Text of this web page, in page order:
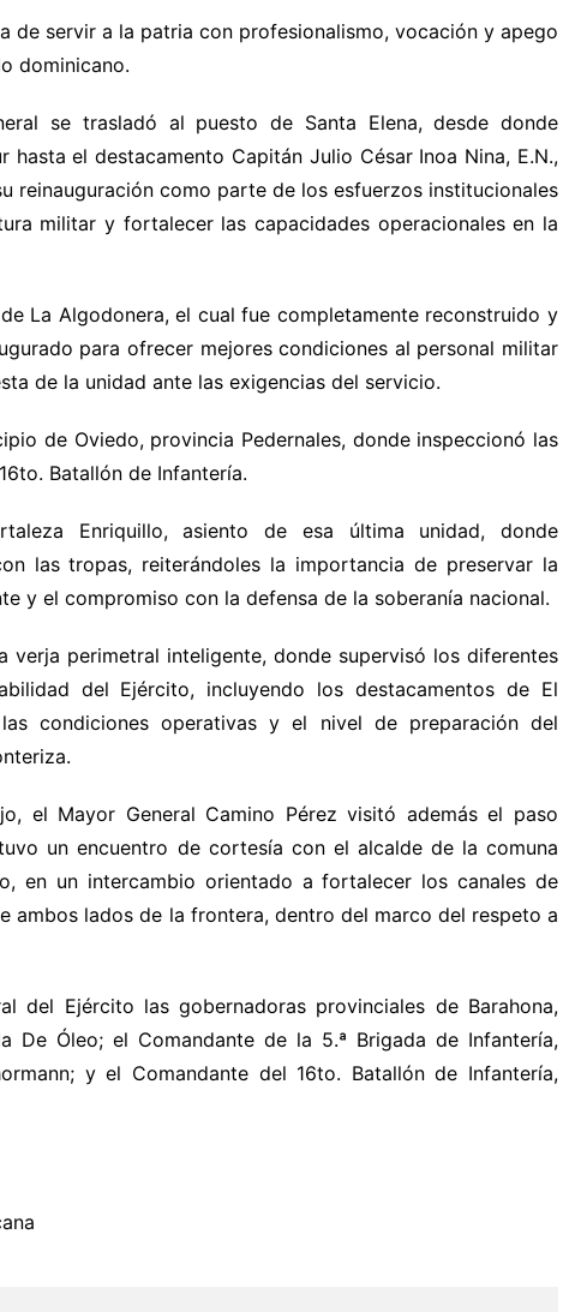
de servir a la patria con profesionalismo, vocación y apego
dominicano.
se trasladó al puesto de Santa Elena, desde donde
el destacamento Capitán Julio César Inoa Nina, E.N.,
reinauguración como parte de los esfuerzos institucionales
militar y fortalecer las capacidades operacionales en la
La Algodonera, el cual fue completamente reconstruido y
para ofrecer mejores condiciones al personal militar
de la unidad ante las exigencias del servicio.
de Oviedo, provincia Pedernales, donde inspeccionó las
Batallón de Infantería.
Enriquillo, asiento de esa última unidad, donde
las tropas, reiterándoles la importancia de preservar la
y el compromiso con la defensa de la soberanía nacional.
perimetral inteligente, donde supervisó los diferentes
del Ejército, incluyendo los destacamentos de El
condiciones operativas y el nivel de preparación del
el Mayor General Camino Pérez visitó además el paso
un encuentro de cortesía con el alcalde de la comuna
en un intercambio orientado a fortalecer los canales de
ambos lados de la frontera, dentro del marco del respeto a
del Ejército las gobernadoras provinciales de Barahona,
De Óleo; el Comandante de la 5.ª Brigada de Infantería,
y el Comandante del 16to. Batallón de Infantería,